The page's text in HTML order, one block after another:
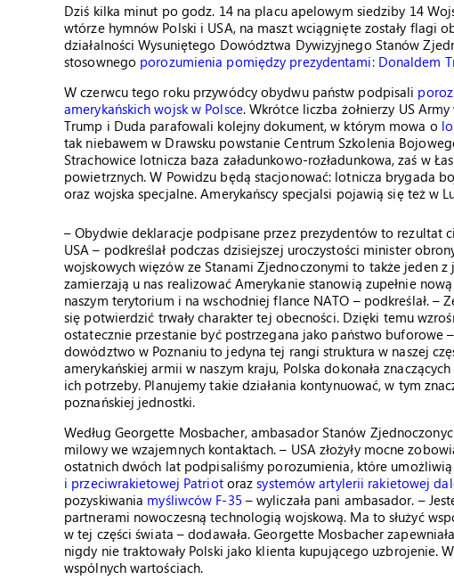
Dziś kilka minut po godz. 14 na placu apelowym siedziby 14
wtórze hymnów Polski i USA, na maszt wciągnięte zostały flagi
działalności Wysuniętego Dowództwa Dywizyjnego Stanów
stosownego porozumienia pomiędzy prezydentami: Donaldem
W czerwcu tego roku przywódcy obydwu państw podpisali
amerykańskich wojsk w Polsce. Wkrótce liczba żołnierzy US
Trump i Duda parafowali kolejny dokument, w którym mowa o
tak niebawem w Drawsku powstanie Centrum Szkolenia
Strachowice lotnicza baza załadunkowo-rozładunkowa, zaś w
powietrznych. W Powidzu będą stacjonować: lotnicza brygada
oraz wojska specjalne. Amerykańscy specjalsi pojawią się też w
– Obydwie deklaracje podpisane przez prezydentów to rezultat
USA – podkreślał podczas dzisiejszej uroczystości minister
wojskowych więzów ze Stanami Zjednoczonymi to także jeden
zamierzają u nas realizować Amerykanie stanowią zupełnie
naszym terytorium i na wschodniej flance NATO – podkreślał. –
się potwierdzić trwały charakter tej obecności. Dzięki temu
ostatecznie przestanie być postrzegana jako państwo buforowe
dowództwo w Poznaniu to jedyna tej rangi struktura w naszej
amerykańskiej armii w naszym kraju, Polska dokonała
ich potrzeby. Planujemy takie działania kontynuować, w tym
poznańskiej jednostki.
Według Georgette Mosbacher, ambasador Stanów
milowy we wzajemnych kontaktach. – USA złożyły mocne
ostatnich dwóch lat podpisaliśmy porozumienia, które umożliwią
i przeciwrakietowej Patriotorazsystemów artylerii rakietowej
pozyskiwania myśliwców F-35 – wyliczała pani ambasador. –
partnerami nowoczesną technologią wojskową. Ma to służyć
w tej części świata – dodawała. Georgette Mosbacher
nigdy nie traktowały Polski jako klienta kupującego uzbrojenie.
wspólnych wartościach.